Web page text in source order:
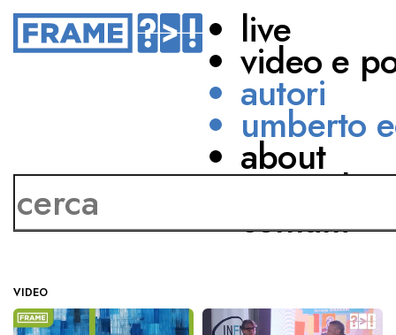
live
video e
autori
umberto
about
network
contatti
Fabrizio Benente
VIDEO